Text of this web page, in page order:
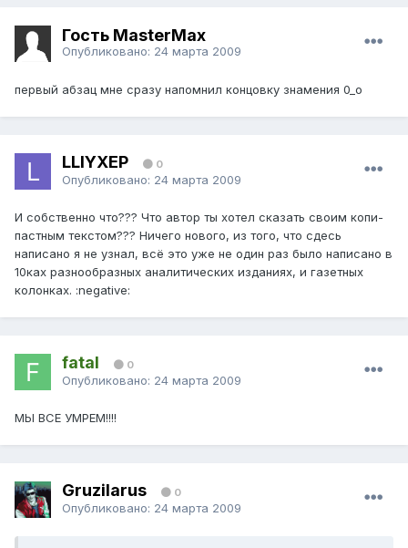
Гость MasterMax
Опубликовано: 24 марта 2009
первый абзац мне сразу напомнил концовку знамения 0_о
LLIYXEP 0
Опубликовано: 24 марта 2009
И собственно что??? Что автор ты хотел сказать своим копи-
пастным текстом??? Ничего нового, из того, что сдесь
написано я не узнал, всё это уже не один раз было написано в
10ках разнообразных аналитических изданиях, и газетных
колонках. :negative:
fatal 0
Опубликовано: 24 марта 2009
МЫ ВСЕ УМРЕМ!!!!
Gruzilarus 0
Опубликовано: 24 марта 2009